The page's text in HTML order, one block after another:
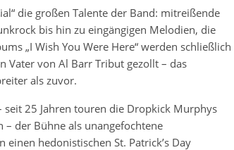
die großen Talente der Band: mitreißende
bis hin zu eingängigen Melodien, die
„I Wish You Were Here“ werden schließlich
Vater von Al Barr Tribut gezollt – das
als zuvor.
25 Jahren touren die Dropkick Murphys
– der Bühne als unangefochtene
hedonistischen St. Patrick’s Day